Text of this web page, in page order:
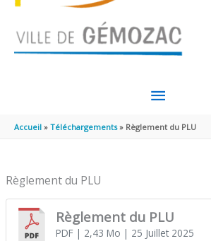
MENU
Accueil Téléchargements Règlement du PLU
Règlement du PLU
Règlement du PLU
PDF| 2,43 Mo | 25 Juillet 2025